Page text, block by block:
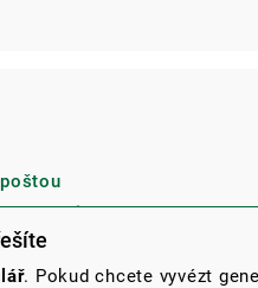
. Pokud chcete vyvézt